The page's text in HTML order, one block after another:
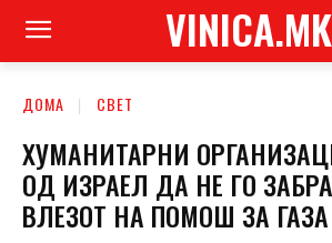
VINICA.MK
ДОМА СВЕТ
ХУМАНИТАРНИ
ОД ИЗРАЕЛ ДА НЕ ГО
ВЛЕЗОТ НА ПОМОШ ЗА ГАЗА